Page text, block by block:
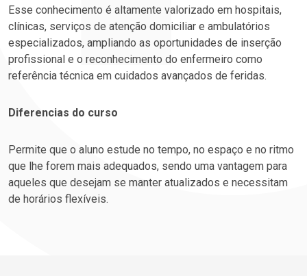
Esse conhecimento é altamente valorizado em hospitais,
clínicas, serviços de atenção domiciliar e ambulatórios
especializados, ampliando as oportunidades de inserção
profissional e o reconhecimento do enfermeiro como
referência técnica em cuidados avançados de feridas.
Diferencias do curso
Permite que o aluno estude no tempo, no espaço e no ritmo
que lhe forem mais adequados, sendo uma vantagem para
aqueles que desejam se manter atualizados e necessitam
de horários flexíveis.